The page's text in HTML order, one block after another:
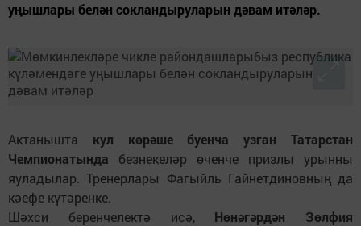
уңышлары белән сокландыруларын дәвам итәләр.
Актанышта кул көрәше буенча узган Татарстан
Чемпионатында безнекеләр өченче призлы урынны
яуладылар. Тренерлары Фагыйль Гайнетдиновның да
кәефе күтәренке.
Шәхси беренчелектә исә, Нөнәгәрдән Зөлфия